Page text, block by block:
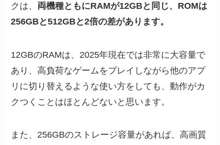
クは、 両機種ともにRAMが12GBと同じ、ROMは
256GBと512GBと2倍の差があります。
12GBのRAMは、2025年現在では非常に大容量で
あり、高負荷なゲームをプレイしながら他のアプ
リに切り替えるような使い方をしても、動作がカ
クつくことはほとんどないと思います。
また、256GBのストレージ容量があれば、高画質